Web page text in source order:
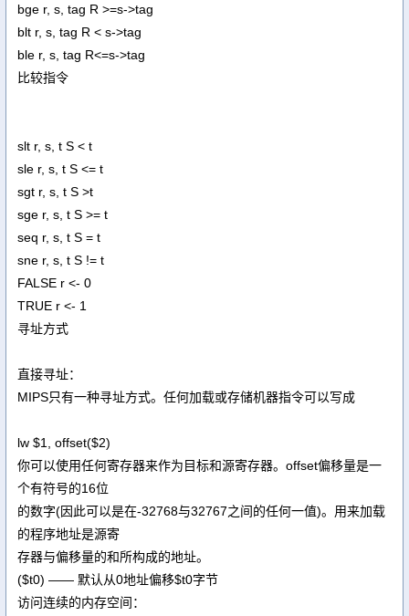
bge r, s, tag R >=s->tag
blt r, s, tag R < s->tag
ble r, s, tag R<=s->tag
比较指令
slt r, s, t S < t
sle r, s, t S <= t
sgt r, s, t S >t
sge r, s, t S >= t
seq r, s, t S = t
sne r, s, t S != t
FALSE r <- 0
TRUE r <- 1
寻址方式
直接寻址：
MIPS只有一种寻址方式。任何加载或存储机器指令可以写成
lw $1, offset($2)
你可以使用任何寄存器来作为目标和源寄存器。offset偏移量是一
个有符号的16位
的数字(因此可以是在-32768与32767之间的任何一值)。用来加载
的程序地址是源寄
存器与偏移量的和所构成的地址。
($t0) —— 默认从0地址偏移$t0字节
访问连续的内存空间：